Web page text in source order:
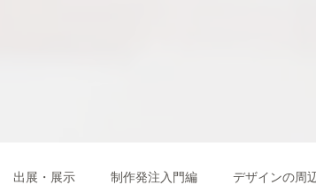
出展・展示 制作発注入門編 デザインの周